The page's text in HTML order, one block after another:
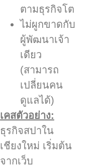
ตามธุรกิจโต
ไม่ผูกขาดกับ
ผู้พัฒนาเจ้า
เดียว
(สามารถ
เปลี่ยนคน
ดูแลได้)
เคสตัวอย่าง:
ธุรกิจสปาใน
เชียงใหม่ เริ่มต้น
จากเว็บ